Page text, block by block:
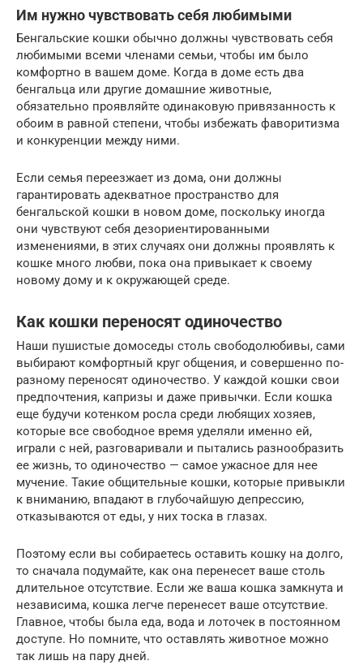
Им нужно чувствовать себя любимыми
Бенгальские кошки обычно должны чувствовать себя
любимыми всеми членами семьи, чтобы им было
комфортно в вашем доме. Когда в доме есть два
бенгальца или другие домашние животные,
обязательно проявляйте одинаковую привязанность к
обоим в равной степени, чтобы избежать фаворитизма
и конкуренции между ними.
Если семья переезжает из дома, они должны
гарантировать адекватное пространство для
бенгальской кошки в новом доме, поскольку иногда
они чувствуют себя дезориентированными
изменениями, в этих случаях они должны проявлять к
кошке много любви, пока она привыкает к своему
новому дому и к окружающей среде.
Как кошки переносят одиночество
Наши пушистые домоседы столь свободолюбивы, сами
выбирают комфортный круг общения, и совершенно по-
разному переносят одиночество. У каждой кошки свои
предпочтения, капризы и даже привычки. Если кошка
еще будучи котенком росла среди любящих хозяев,
которые все свободное время уделяли именно ей,
играли с ней, разговаривали и пытались разнообразить
ее жизнь, то одиночество — самое ужасное для нее
мучение. Такие общительные кошки, которые привыкли
к вниманию, впадают в глубочайшую депрессию,
отказываются от еды, у них тоска в глазах.
Поэтому если вы собираетесь оставить кошку на долго,
то сначала подумайте, как она перенесет ваше столь
длительное отсутствие. Если же ваша кошка замкнута и
независима, кошка легче перенесет ваше отсутствие.
Главное, чтобы была еда, вода и лоточек в постоянном
доступе. Но помните, что оставлять животное можно
так лишь на пару дней.